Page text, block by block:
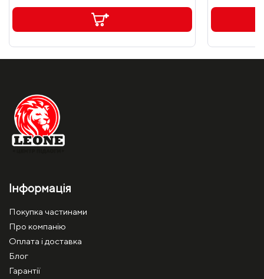
Інформація
Покупка частинами
Про компанію
Оплата і доставка
Блог
Гарантії